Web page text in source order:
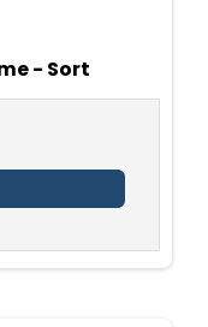
- Sort